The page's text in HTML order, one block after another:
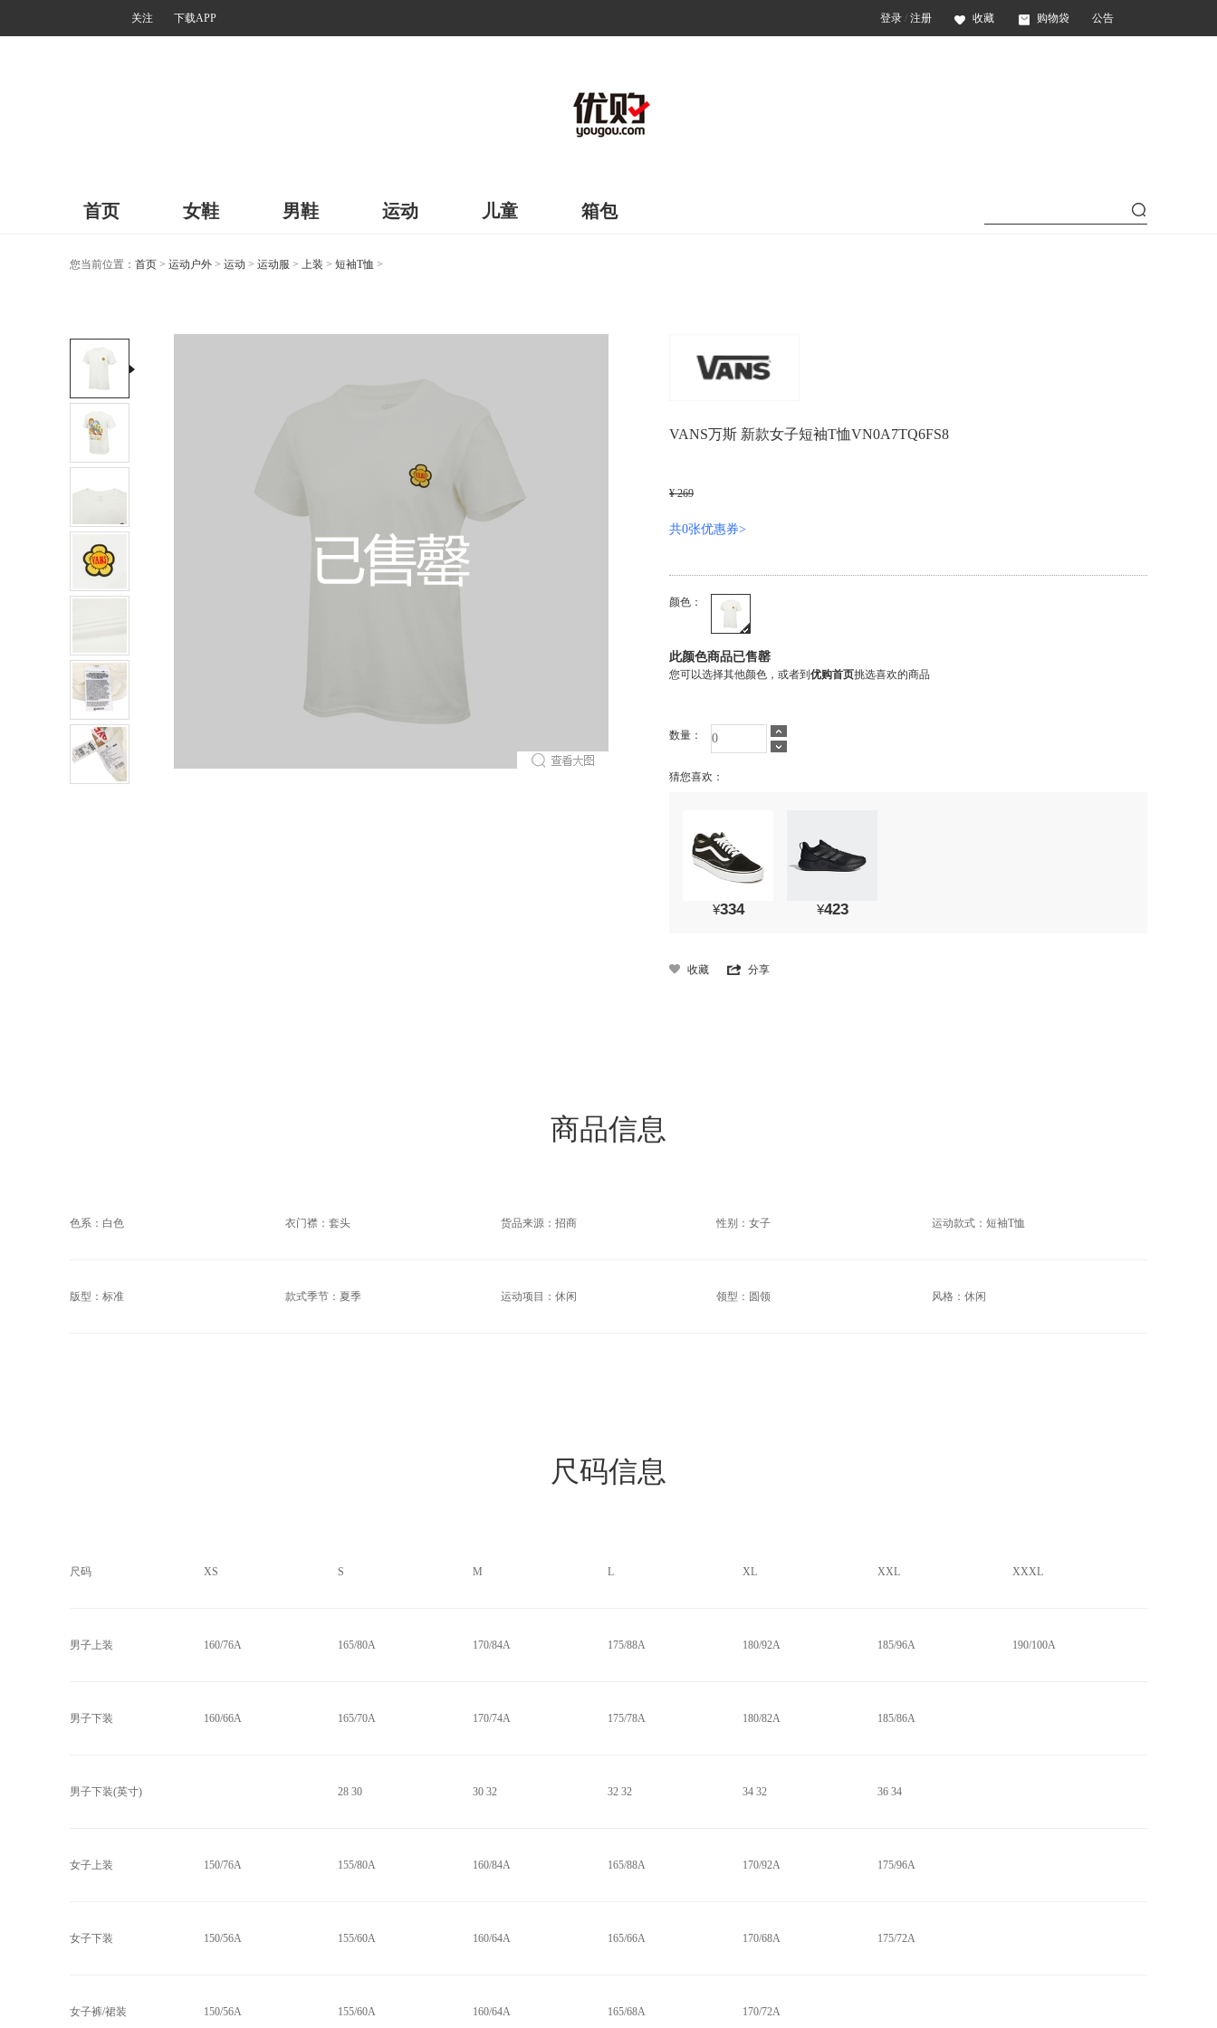
关注 下载APP 登录 / 注册 收藏 购物袋 公告
首页 女鞋 男鞋 运动 儿童 箱包
您当前位置： 首页 > 运动户外 > 运动 > 运动服 > 上装 > 短袖T恤 >
VANS万斯 新款女子短袖T恤VN0A7TQ6FS8
¥ 269
共0张优惠券>
颜色：
此颜色商品已售罄
您可以选择其他颜色，或者到 优购首页挑选喜欢的商品
数量：
猜您喜欢：
¥334 ¥423
收藏 分享
商品信息
色系：白色 衣门襟：套头 货品来源：招商 性别：女子 运动款式：短袖T恤
版型：标准 款式季节：夏季 运动项目：休闲 领型：圆领 风格：休闲
尺码信息
尺码 XS S M L XL XXL XXXL
男子上装 160/76A 165/80A 170/84A 175/88A 180/92A 185/96A 190/100A
男子下装 160/66A 165/70A 170/74A 175/78A 180/82A 185/86A
男子下装(英寸) 28 30 30 32 32 32 34 32 36 34
女子上装 150/76A 155/80A 160/84A 165/88A 170/92A 175/96A
女子下装 150/56A 155/60A 160/64A 165/66A 170/68A 175/72A
女子裤/裙装 150/56A 155/60A 160/64A 165/68A 170/72A